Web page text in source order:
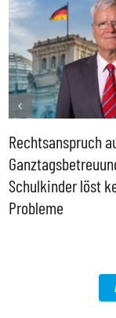
Rechtsanspruch
Schulkinder löst
Probleme